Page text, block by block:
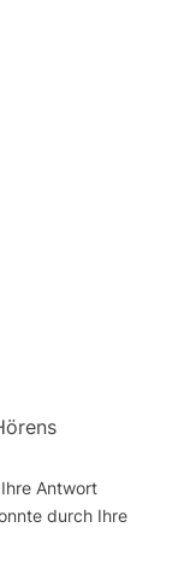
Antwort
durch Ihre